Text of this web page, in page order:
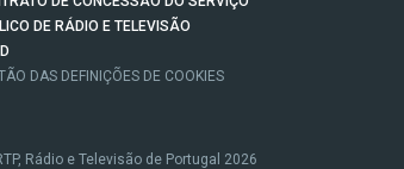
DE RÁDIO E TELEVISÃO
DAS DEFINIÇÕES DE COOKIES
Rádio e Televisão de Portugal 2026